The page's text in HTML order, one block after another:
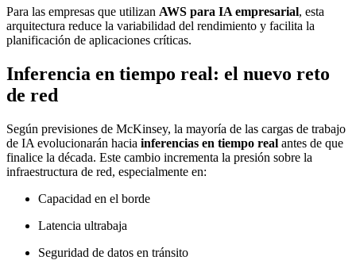
Para las empresas que utilizan AWS para IA empresarial, esta
arquitectura reduce la variabilidad del rendimiento y facilita la
planificación de aplicaciones críticas.
Inferencia en tiempo real: el nuevo reto
de red
Según previsiones de McKinsey, la mayoría de las cargas de trabajo
de IA evolucionarán hacia inferencias en tiempo real antes de que
finalice la década. Este cambio incrementa la presión sobre la
infraestructura de red, especialmente en:
Capacidad en el borde
Latencia ultrabaja
Seguridad de datos en tránsito